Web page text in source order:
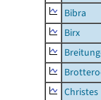
Bibra
Birx
Christes